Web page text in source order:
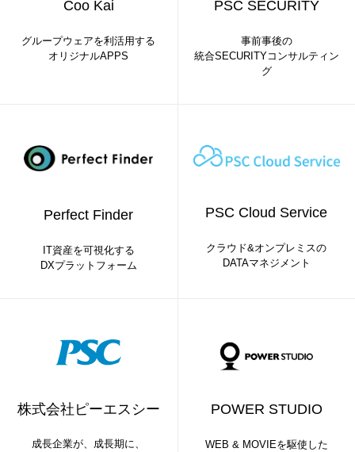
Coo Kai
グループウェアを利活用する
オリジナルAPPS
PSC SECURITY
事前事後の
統合SECURITYコンサルティン
グ
Perfect Finder
IT資産を可視化する
DXプラットフォーム
PSC Cloud Service
クラウド&オンプレミスの
DATAマネジメント
株式会社ピーエスシー
成長企業が、成長期に、
POWER STUDIO
WEB & MOVIEを駆使した